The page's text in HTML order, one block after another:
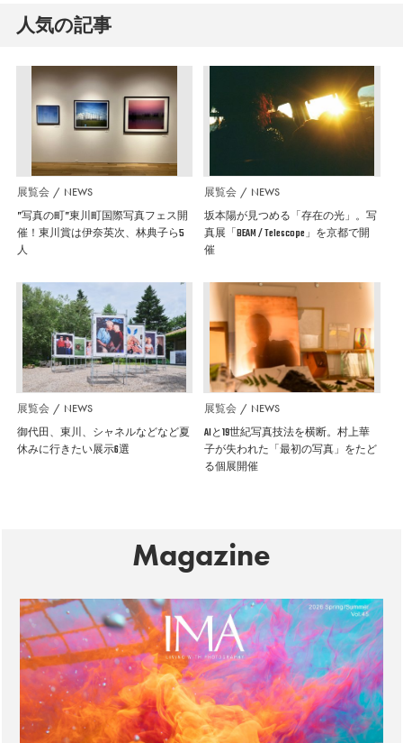
人気の記事
展覧会 NEWS
”写真の町”東川町国際写真フェス開
催！東川賞は伊奈英次、林典子ら5
人
展覧会 NEWS
坂本陽が見つめる「存在の光」。写
真展「BEAM / Telescope」を京都で開
催
展覧会 NEWS
御代田、東川、シャネルなどなど夏
休みに行きたい展示6選
展覧会 NEWS
AIと19世紀写真技法を横断。村上華
子が失われた「最初の写真」をたど
る個展開催
Magazine